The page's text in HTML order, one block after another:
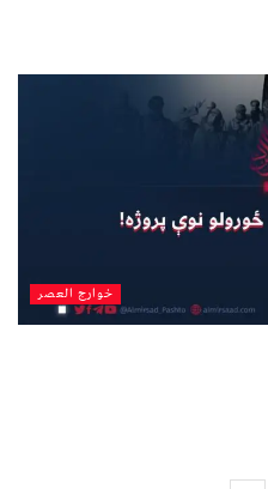
خوارج العصر